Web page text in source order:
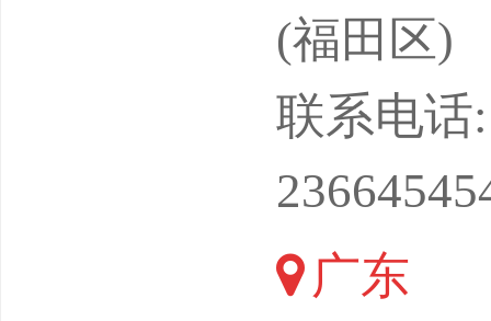
华传统
药食同
场，消
元延伸
新、标
(福田区)
联系电话
广东